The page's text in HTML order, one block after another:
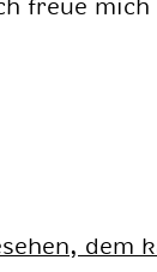
freue mich
dem